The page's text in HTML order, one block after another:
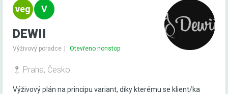
DEWII
Výživový poradce Otevřeno nonstop
Praha, Česko
Výživový plán na principu variant, díky kterému se klient/ka